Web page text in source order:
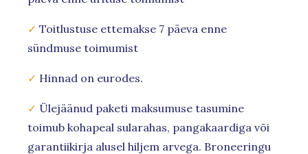
✓ Toitlustuse ettemakse 7 päeva enne
sündmuse toimumist
✓ Hinnad on eurodes.
✓ Ülejäänud paketi maksumuse tasumine
toimub kohapeal sularahas, pangakaardiga või
garantiikirja alusel hiljem arvega. Broneeringu